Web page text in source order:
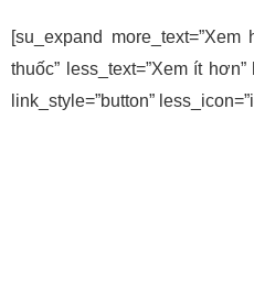
[su_expand
thuốc” less_text=”Xem ít hơn”
link_style=”button”